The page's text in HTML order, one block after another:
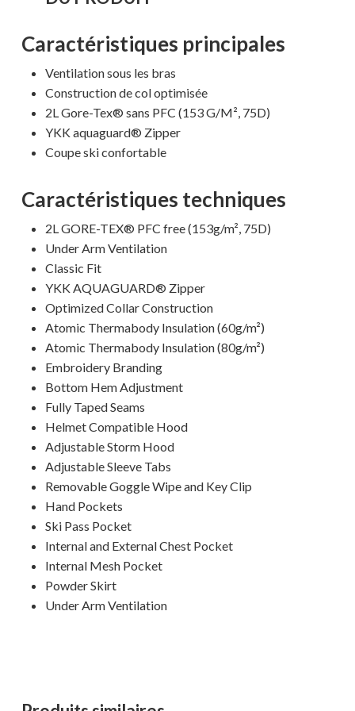
Votre panier est vide.
Caractéristiques principales
Ventilation sous les bras
Construction de col optimisée
2L Gore-Tex® sans PFC (153 G/M², 75D)
YKK aquaguard® Zipper
Coupe ski confortable
Caractéristiques techniques
2L GORE-TEX® PFC free (153g/m², 75D)
Under Arm Ventilation
Classic Fit
YKK AQUAGUARD® Zipper
Optimized Collar Construction
Atomic Thermabody Insulation (60g/m²)
Atomic Thermabody Insulation (80g/m²)
Embroidery Branding
Bottom Hem Adjustment
Fully Taped Seams
Helmet Compatible Hood
Adjustable Storm Hood
Adjustable Sleeve Tabs
Removable Goggle Wipe and Key Clip
Hand Pockets
Ski Pass Pocket
Internal and External Chest Pocket
Internal Mesh Pocket
Powder Skirt
Under Arm Ventilation